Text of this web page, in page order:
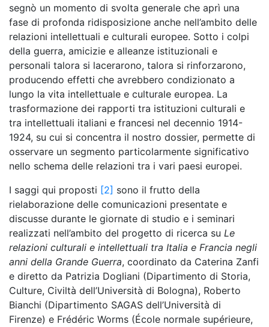
segnò un momento di svolta generale che aprì una
fase di profonda ridisposizione anche nell’ambito delle
relazioni intellettuali e culturali europee. Sotto i colpi
della guerra, amicizie e alleanze istituzionali e
personali talora si lacerarono, talora si rinforzarono,
producendo effetti che avrebbero condizionato a
lungo la vita intellettuale e culturale europea. La
trasformazione dei rapporti tra istituzioni culturali e
tra intellettuali italiani e francesi nel decennio 1914-
1924, su cui si concentra il nostro dossier, permette di
osservare un segmento particolarmente significativo
nello schema delle relazioni tra i vari paesi europei.
I saggi qui proposti [2] sono il frutto della
rielaborazione delle comunicazioni presentate e
discusse durante le giornate di studio e i seminari
realizzati nell’ambito del progetto di ricerca su Le
relazioni culturali e intellettuali tra Italia e Francia negli
anni della Grande Guerra, coordinato da Caterina Zanfi
e diretto da Patrizia Dogliani (Dipartimento di Storia,
Culture, Civiltà dell’Università di Bologna), Roberto
Bianchi (Dipartimento SAGAS dell’Università di
Firenze) e Frédéric Worms (École normale supérieure,